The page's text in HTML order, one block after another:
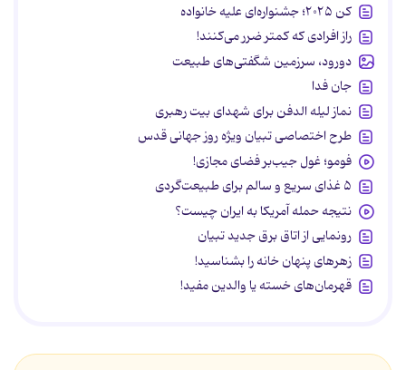
کن ۲۰۲۵؛ جشنواره‌ای علیه خانواده
راز افرادی که کمتر ضرر می‌کنند!
دورود، سرزمین شگفتی‌های طبیعت
جان فدا
نماز لیله الدفن برای شهدای بیت رهبری
طرح اختصاصی تبیان ویژه روز جهانی قدس
فومو؛ غول جیب‌بر فضای مجازی!
۵ غذای سریع و سالم برای طبیعت‌گردی
نتیجه حمله آمریکا به ایران چیست؟
رونمایی از اتاق برق جدید تبیان
زهرهای پنهان خانه را بشناسید!
قهرمان‌های خسته یا والدین مفید!